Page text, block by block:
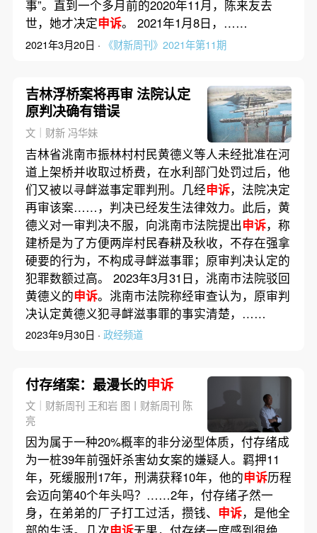
事”。直到一个多月前的2020年11月，陈来友去
世，她才决定申诉。 2021年1月8日，……
2021年3月20日 · 《财新周刊》2021年第11期
吉林浮桥案将再审 法院认定
原判决确有错误
文｜财新 冯华妹
吉林省洮南市振林村村民黄德义等人未经批准在河
道上架桥并收取过桥费，在水利部门处罚过后，他
们又被以寻衅滋事定罪判刑。几经申诉，法院决定
再审该案……，判决已经发生法律效力。此后，黄
德义对一审判决不服，向洮南市法院提出申诉，称
建桥是为了方便两岸村民春耕及秋收，不存在强拿
硬要的行为，不构成寻衅滋事罪；原审判决认定的
犯罪数额过高。 2023年3月31日，洮南市法院驳回
黄德义的申诉。洮南市法院称经审查认为，原审判
决认定黄德义犯寻衅滋事罪的事实清楚，……
2023年9月30日 · 政经频道
付存绪案：最漫长的申诉
文｜财新周刊 王和岩 图丨财新周刊 陈
亮
因为属于一种20%概率的非分泌型体质，付存绪成
为一桩39年前强奸杀害幼女案的嫌疑人。羁押11
年，死缓服刑17年，刑满获释10年，他的申诉历程
会迈向第40个年头吗？……2年，付存绪孑然一
身，在弟弟的厂子打工过活，攒钱、 申诉，是他全